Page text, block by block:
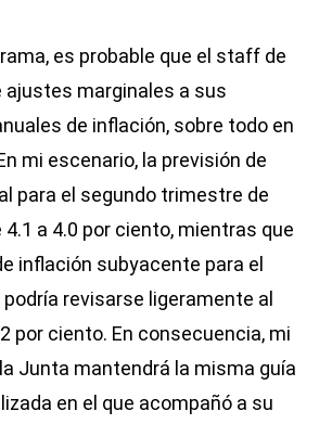
es probable que el staff de
ajustes marginales a sus
de inflación, sobre todo en
mi escenario, la previsión de
para el segundo trimestre de
4.1 a 4.0 por ciento, mientras que
inflación subyacente para el
revisarse ligeramente al
por ciento. En consecuencia, mi
Junta mantendrá la misma guía
en el que acompañó a su